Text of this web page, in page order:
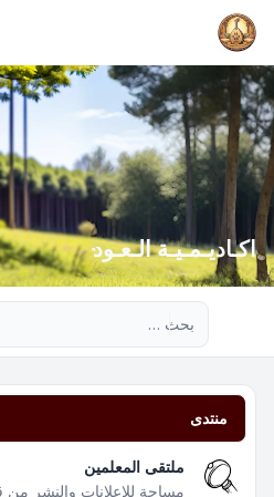
اكـاديـمـيـة الـعـود
منتدى
ملتقى المعلمين
مساحة للإعلانات والنشر